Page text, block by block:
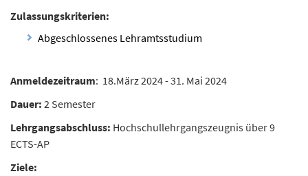
Zulassungskriterien:
Abgeschlossenes Lehramtsstudium
Anmeldezeitraum: 18.März 2024 - 31. Mai 2024
Dauer: 2 Semester
Lehrgangsabschluss: Hochschullehrgangszeugnis über 9
ECTS-AP
Ziele: